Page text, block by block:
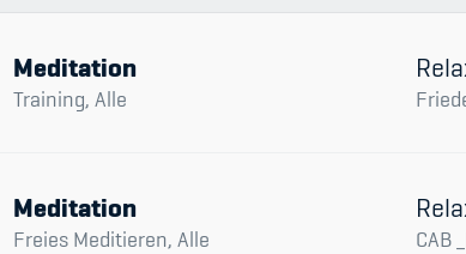
Meditation
Training, Alle
Meditation
Freies Meditieren, Alle CAB